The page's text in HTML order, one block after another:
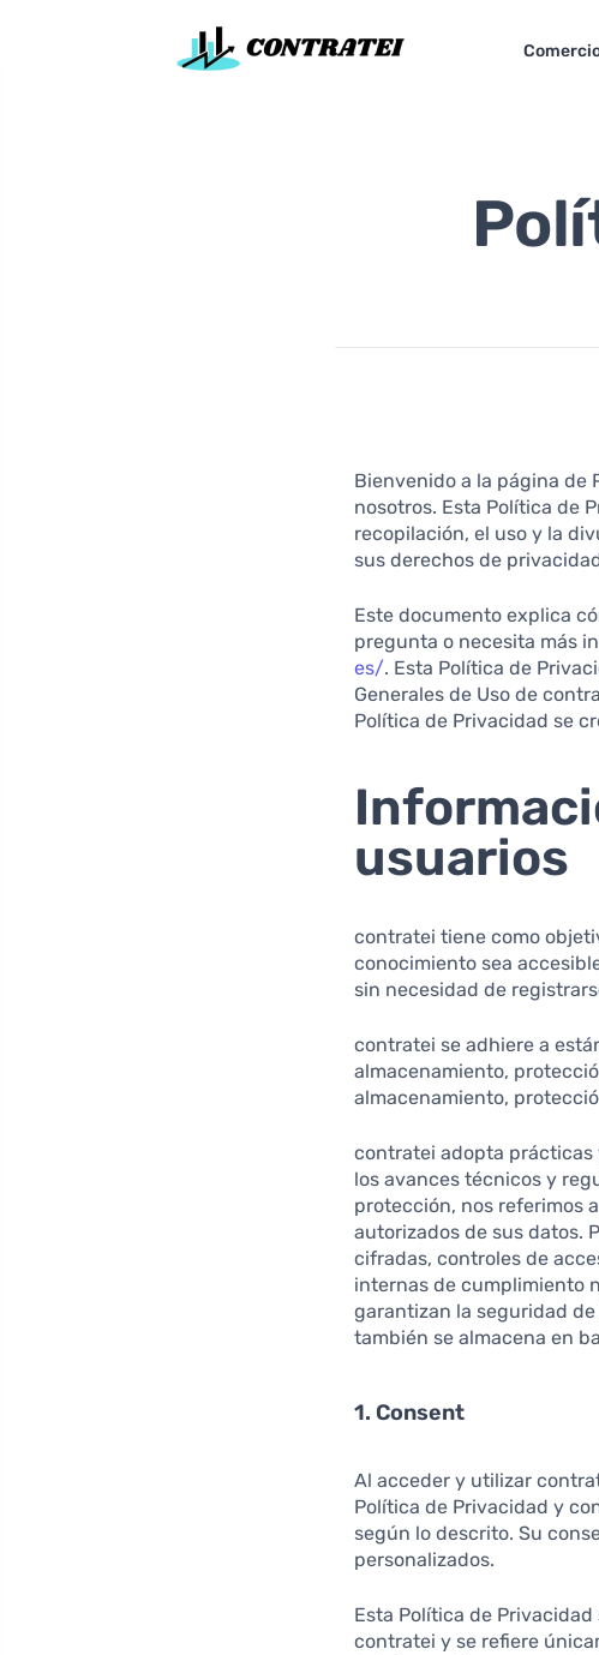
Bienvenido a la página de
nosotros. Esta Política de
recopilación, el uso y la
sus derechos de
Este documento explica
pregunta o necesita más
es/. Esta Política de
Generales de Uso de
Política de Privacidad se
usuarios
contratei tiene como
conocimiento sea
sin necesidad de
contratei se adhiere a
almacenamiento,
almacenamiento,
contratei adopta prácticas
los avances técnicos y
protección, nos referimos
autorizados de sus datos.
cifradas, controles de
internas de cumplimiento
garantizan la seguridad
también se almacena en
1. Consent
Al acceder y utilizar
Política de Privacidad y
según lo descrito. Su
personalizados.
Esta Política de
contratei y se refiere